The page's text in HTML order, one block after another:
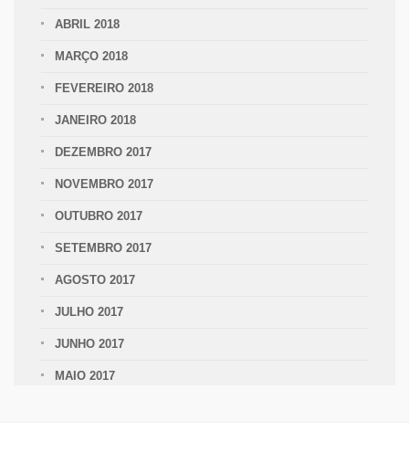
ABRIL 2018
MARÇO 2018
FEVEREIRO 2018
JANEIRO 2018
DEZEMBRO 2017
NOVEMBRO 2017
OUTUBRO 2017
SETEMBRO 2017
AGOSTO 2017
JULHO 2017
JUNHO 2017
MAIO 2017